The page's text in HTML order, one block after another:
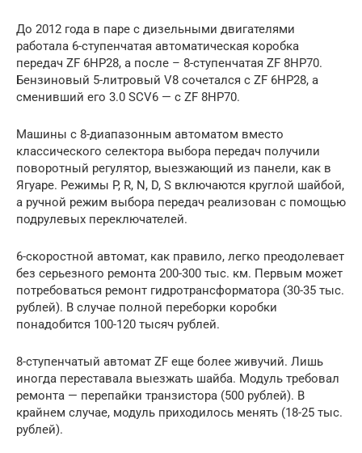
До 2012 года в паре с дизельными двигателями
работала 6-ступенчатая автоматическая коробка
передач ZF 6HP28, а после – 8-ступенчатая ZF 8HP70.
Бензиновый 5-литровый V8 сочетался с ZF 6HP28, а
сменивший его 3.0 SCV6 — c ZF 8HP70.
Машины с 8-диапазонным автоматом вместо
классического селектора выбора передач получили
поворотный регулятор, выезжающий из панели, как в
Ягуаре. Режимы P, R, N, D, S включаются круглой шайбой,
а ручной режим выбора передач реализован с помощью
подрулевых переключателей.
6-скоростной автомат, как правило, легко преодолевает
без серьезного ремонта 200-300 тыс. км. Первым может
потребоваться ремонт гидротрансформатора (30-35 тыс.
рублей). В случае полной переборки коробки
понадобится 100-120 тысяч рублей.
8-ступенчатый автомат ZF еще более живучий. Лишь
иногда переставала выезжать шайба. Модуль требовал
ремонта — перепайки транзистора (500 рублей). В
крайнем случае, модуль приходилось менять (18-25 тыс.
рублей).